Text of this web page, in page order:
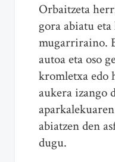
Orbaitzeta
gora abiatu
mugarriraino.
autoa eta oso
kromletxa edo
aukera izango
abiatzen den
dugu.